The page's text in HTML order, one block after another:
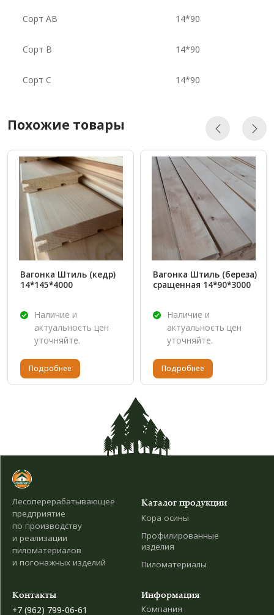
Сорт АВ
Сорт В
Сорт С
14*90
14*90
14*90
Похожие товары
Вагонка Штиль (кедр)
14*145*4000
Наличие и
актуальность цен
уточняйте.
Подробнее
Вагонка Штиль (береза)
сращенная 14*90*3000
Наличие и
актуальность цен
уточняйте.
Подробнее
Лесоперерабатывающее
предприятие
по производству
и реализации
пиломатериалов
и погонажных изделий
Каталог продукции
Кора осины
Профилированные
изделия
Пиломатериалы
Информация
Компания
Контакты
+7 (962) 799-06-61